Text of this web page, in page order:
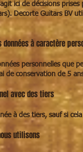
ici de décisions
Decorte Guitars BV
à caractère
personnelles que
de conservation de 5
avec des tiers
à des tiers, sauf si
utilisons